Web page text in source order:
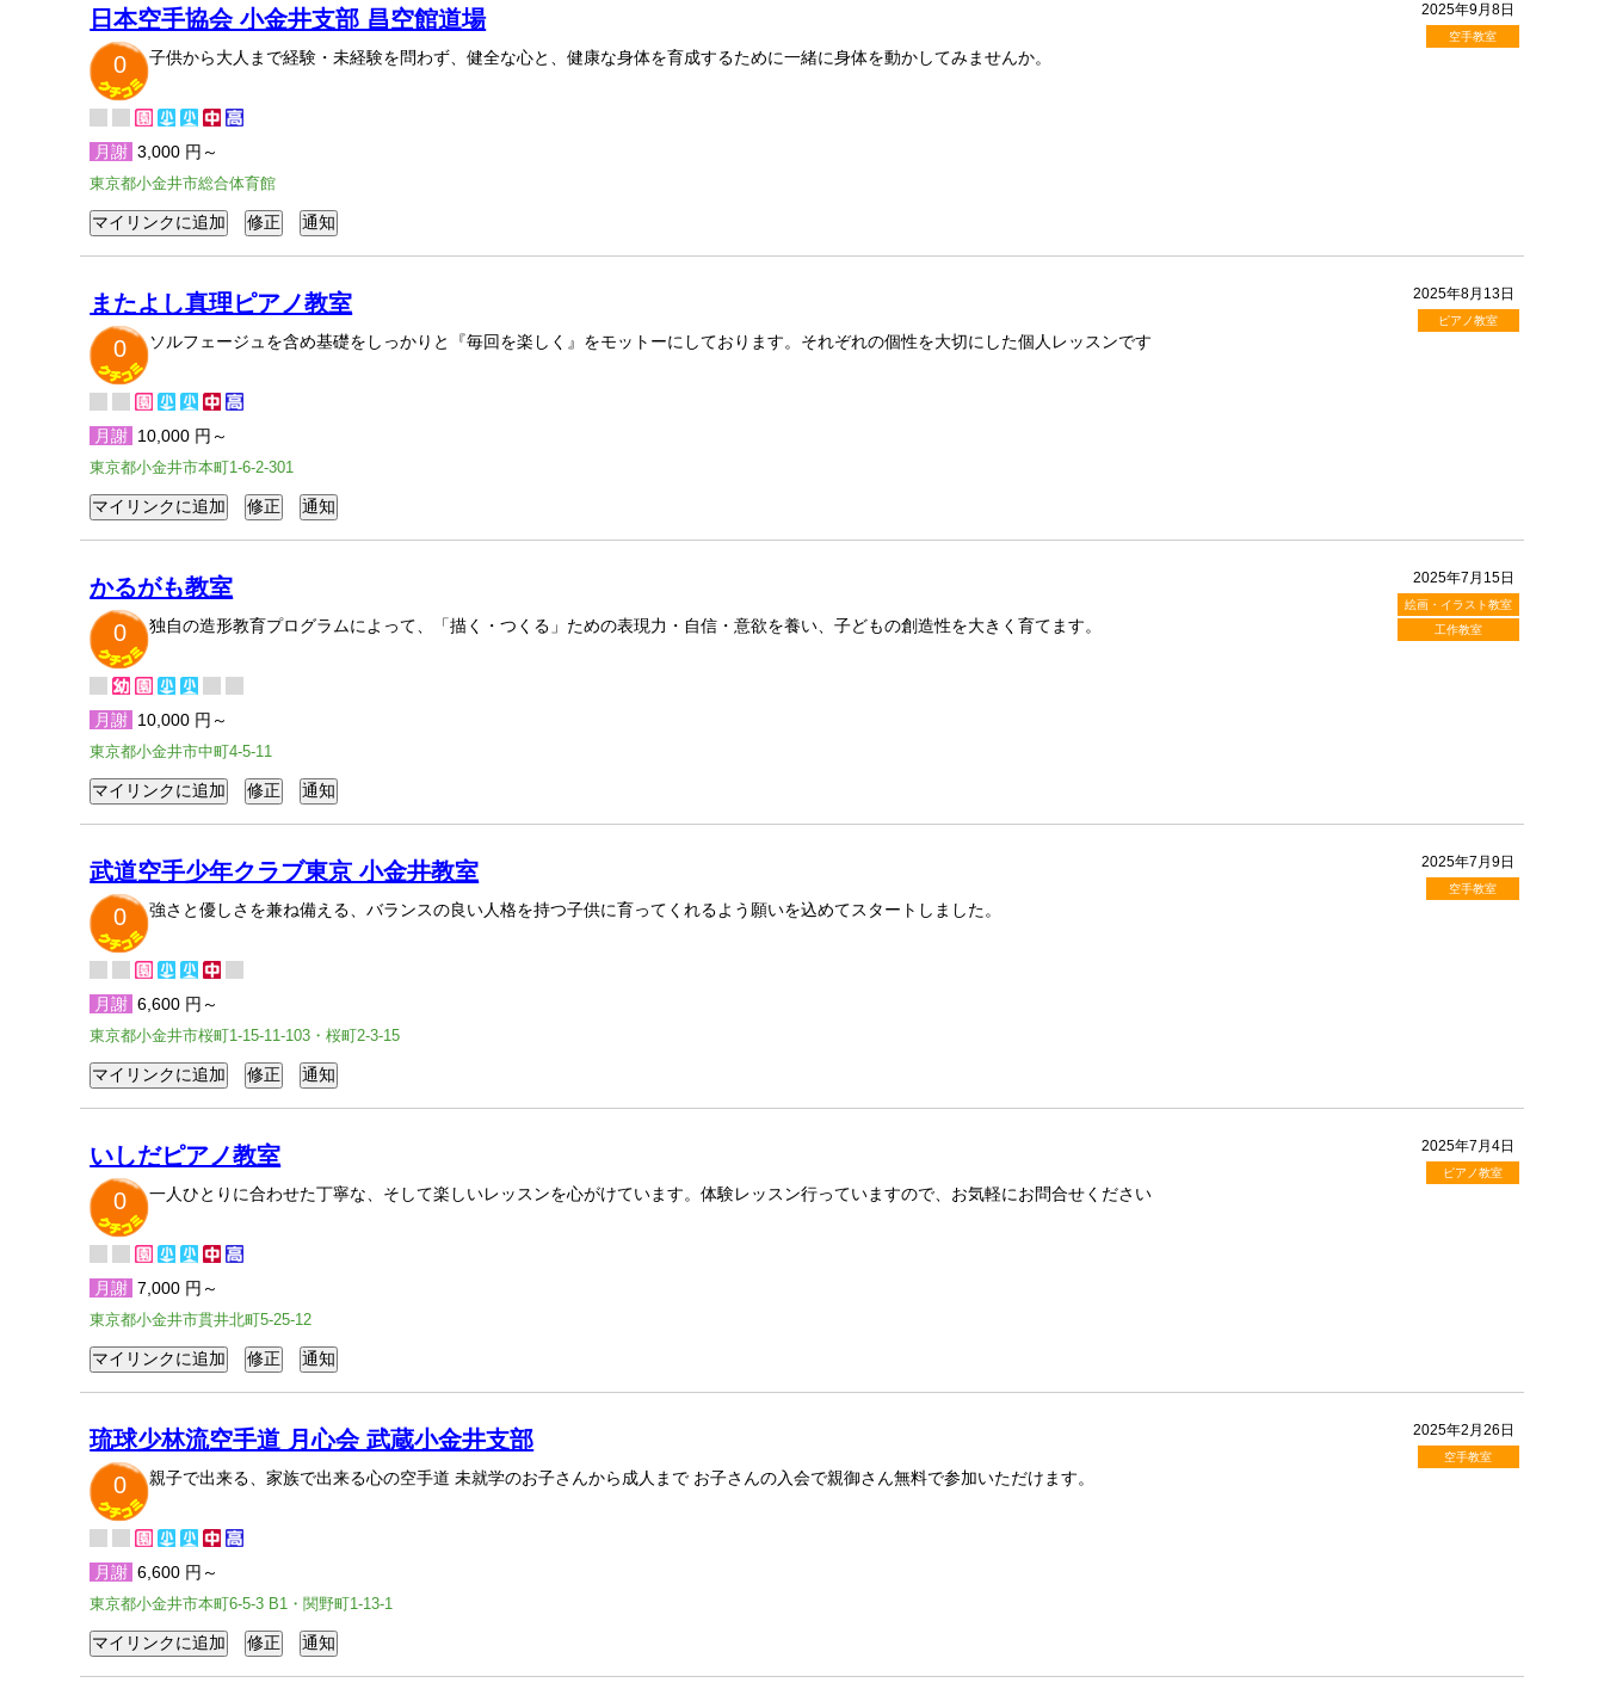
2025年9月8日
空手教室
日本空手協会 小金井支部 昌空館道場
0
子供から大人まで経験・未経験を問わず、健全な心と、健康な身体を育成するために一緒に身体を動かしてみませんか。
月謝 3,000 円～
東京都小金井市総合体育館
2025年8月13日
ピアノ教室
またよし真理ピアノ教室
0
ソルフェージュを含め基礎をしっかりと『毎回を楽しく』をモットーにしております。それぞれの個性を大切にした個人レッスンです
月謝 10,000 円～
東京都小金井市本町1-6-2-301
2025年7月15日
絵画・イラスト教室
工作教室
かるがも教室
0
独自の造形教育プログラムによって、「描く・つくる」ための表現力・自信・意欲を養い、子どもの創造性を大きく育てます。
月謝 10,000 円～
東京都小金井市中町4-5-11
2025年7月9日
空手教室
武道空手少年クラブ東京 小金井教室
0
強さと優しさを兼ね備える、バランスの良い人格を持つ子供に育ってくれるよう願いを込めてスタートしました。
月謝 6,600 円～
東京都小金井市桜町1-15-11-103・桜町2-3-15
2025年7月4日
ピアノ教室
いしだピアノ教室
0
一人ひとりに合わせた丁寧な、そして楽しいレッスンを心がけています。体験レッスン行っていますので、お気軽にお問合せください
月謝 7,000 円～
東京都小金井市貫井北町5-25-12
2025年2月26日
空手教室
琉球少林流空手道 月心会 武蔵小金井支部
0
親子で出来る、家族で出来る心の空手道 未就学のお子さんから成人まで お子さんの入会で親御さん無料で参加いただけます。
月謝 6,600 円～
東京都小金井市本町6-5-3 B1・関野町1-13-1